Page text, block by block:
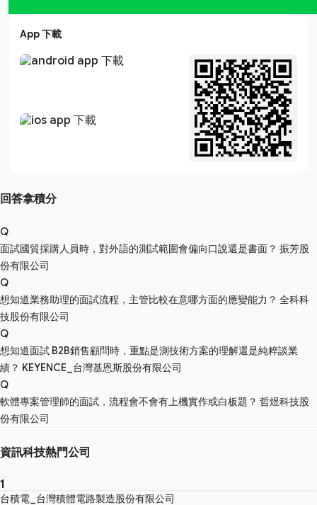
App 下載
回答拿積分
Q
面試國貿採購人員時，對外語的測試範圍會偏向口說還是書面？ 振芳股
份有限公司
Q
想知道業務助理的面試流程，主管比較在意哪方面的應變能力？ 全科科
技股份有限公司
Q
想知道面試 B2B銷售顧問時，重點是測技術方案的理解還是純粹談業
績？ KEYENCE_台灣基恩斯股份有限公司
Q
軟體專案管理師的面試，流程會不會有上機實作或白板題？ 哲煜科技股
份有限公司
資訊科技熱門公司
1
台積電_台灣積體電路製造股份有限公司